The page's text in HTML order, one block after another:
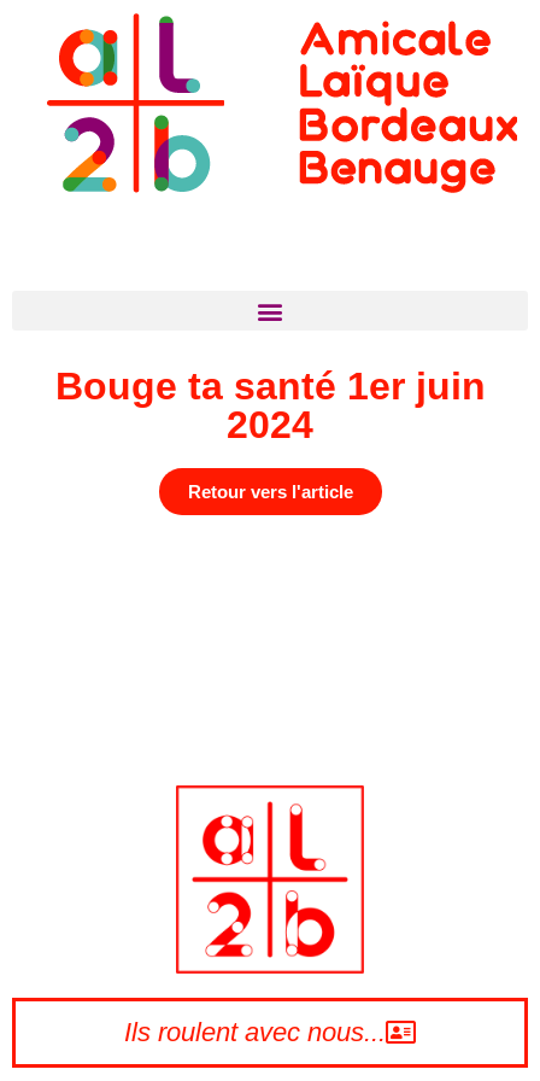
Bouge ta santé 1er juin
2024
Retour vers l'article
Ils roulent avec nous...